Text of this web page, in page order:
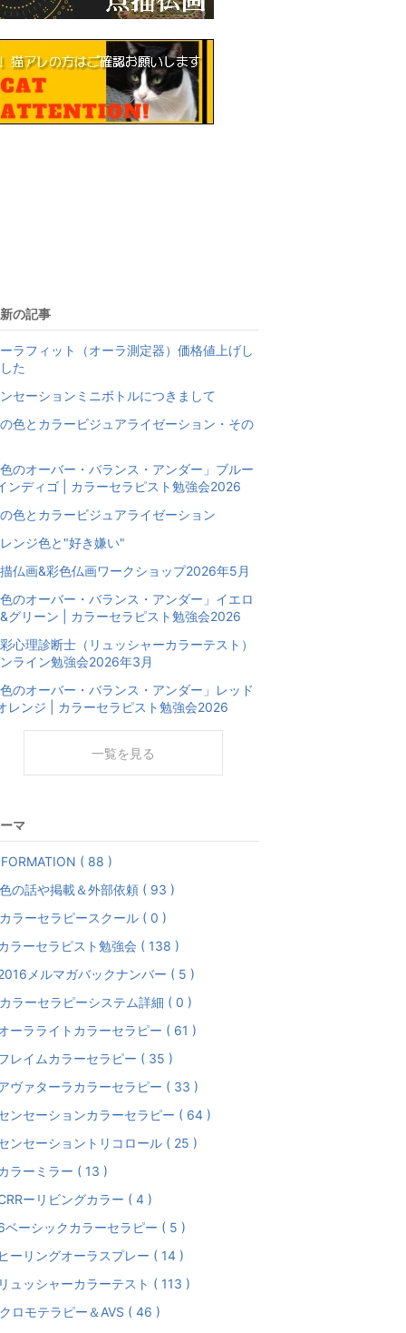
の記事
ラフィット（オーラ測定器）価格値上げし
た
セーションミニボトルにつきまして
色とカラービジュアライゼーション・その
のオーバー・バランス・アンダー」ブルー
ンディゴ | カラーセラピスト勉強会2026
色とカラービジュアライゼーション
ンジ色と"好き嫌い"
仏画&彩色仏画ワークショップ2026年5月
のオーバー・バランス・アンダー」イエロ
グリーン | カラーセラピスト勉強会2026
心理診断士（リュッシャーカラーテスト）
ライン勉強会2026年3月
のオーバー・バランス・アンダー」レッド
レンジ | カラーセラピスト勉強会2026
一覧を見る
マ
( 88 )
の話や掲載＆外部依頼 ( 93 )
ラーセラピースクール ( 0 )
ラーセラピスト勉強会 ( 138 )
メルマガバックナンバー ( 5 )
ラーセラピーシステム詳細 ( 0 )
ーラライトカラーセラピー ( 61 )
レイムカラーセラピー ( 35 )
ヴァターラカラーセラピー ( 33 )
ンセーションカラーセラピー ( 64 )
ンセーショントリコロール ( 25 )
ラーミラー ( 13 )
ーリビングカラー ( 4 )
ーシックカラーセラピー ( 5 )
ーリングオーラスプレー ( 14 )
ュッシャーカラーテスト ( 113 )
ロモテラピー＆AVS ( 46 )